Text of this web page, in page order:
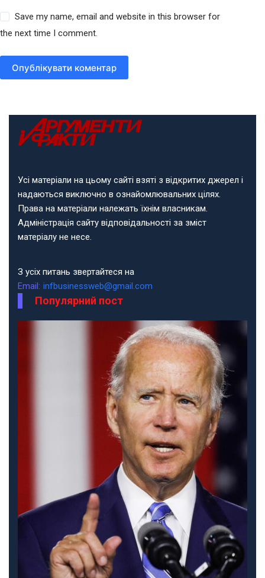
Save my name, email and website in this browser for
the next time I comment.
Опублікувати коментар
Усі матеріали на цьому сайті взяті з відкритих джерел і
надаються виключно в ознайомлювальних цілях.
Права на матеріали належать їхнім власникам.
Адміністрація сайту відповідальності за зміст
матеріалу не несе.
З усіх питань звертайтеся на
Email: infbusinessweb@gmail.com
Популярний пост